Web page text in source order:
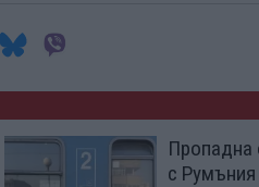
Пропадна
с